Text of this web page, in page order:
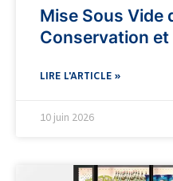
Mise Sous Vide
Conservation
LIRE L'ARTICLE »
10 juin 2026